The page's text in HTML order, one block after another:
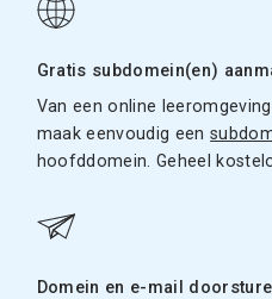
Gratis subdomein(en)
Van een online
maak eenvoudig een
hoofddomein. Geheel
Domein en e-mail